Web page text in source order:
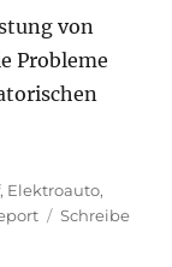
von
Probleme
, Elektroauto,
Schreibe